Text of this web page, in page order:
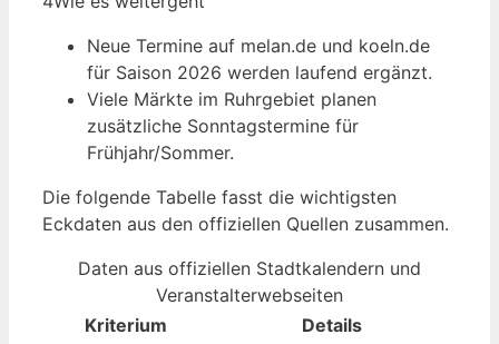
Neue Termine auf melan.de und koeln.de
für Saison 2026 werden laufend ergänzt.
Viele Märkte im Ruhrgebiet planen
zusätzliche Sonntagstermine für
Frühjahr/Sommer.
Die folgende Tabelle fasst die wichtigsten
Eckdaten aus den offiziellen Quellen zusammen.
Daten aus offiziellen Stadtkalendern und
Veranstalterwebseiten
Kriterium
Details